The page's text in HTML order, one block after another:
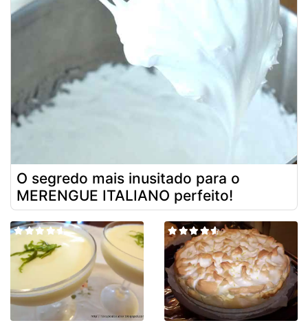
O segredo mais inusitado para o
MERENGUE ITALIANO perfeito!